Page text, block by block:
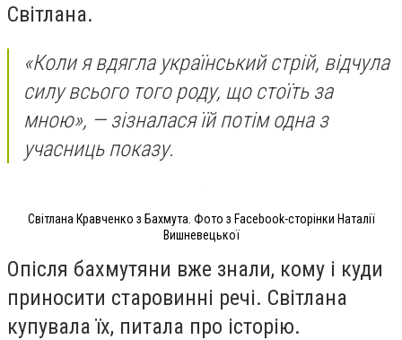
Світлана.
«Коли я вдягла український стрій, відчула
силу всього того роду, що стоїть за
мною», — зізналася їй потім одна з
учасниць показу.
Світлана Кравченко з Бахмута. Фото з Facebook-сторінки Наталії
Вишневецької
Опісля бахмутяни вже знали, кому і куди
приносити старовинні речі. Світлана
купувала їх, питала про історію.